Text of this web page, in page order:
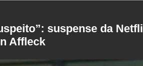
suspense da
Affleck